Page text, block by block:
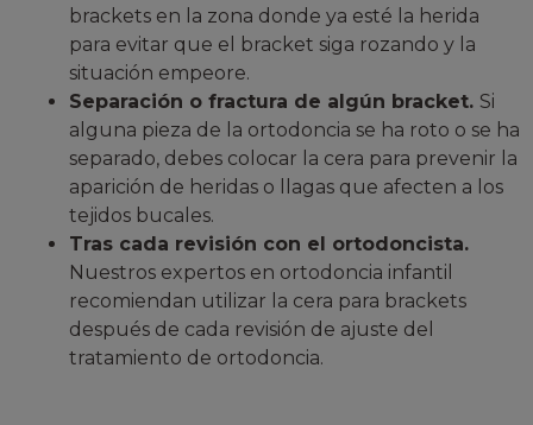
brackets en la zona donde ya esté la herida
para evitar que el bracket siga rozando y la
situación empeore.
Separación o fractura de algún bracket. Si
alguna pieza de la ortodoncia se ha roto o se ha
separado, debes colocar la cera para prevenir la
aparición de heridas o llagas que afecten a los
tejidos bucales.
Tras cada revisión con el ortodoncista.
Nuestros expertos en ortodoncia infantil
recomiendan utilizar la cera para brackets
después de cada revisión de ajuste del
tratamiento de ortodoncia.